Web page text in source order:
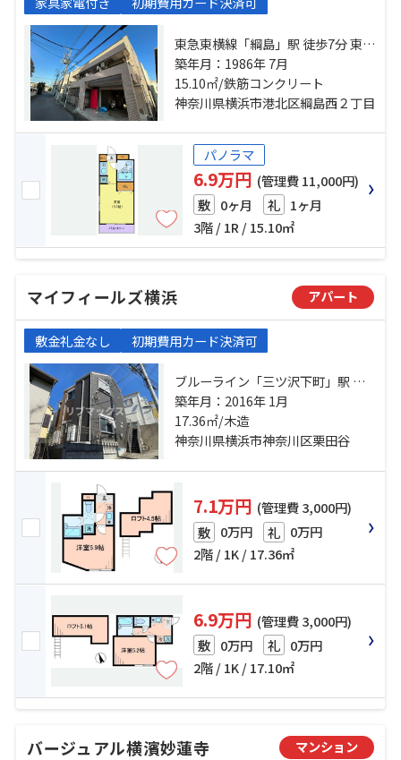
東急東横線「綱島」駅 徒歩7分 東急
新横浜線「新綱島」駅 徒歩10分 グ
リーンライン「日吉本町」駅 徒歩
25分
築年月：1986年 7月
15.10㎡/鉄筋コンクリート
神奈川県横浜市港北区綱島西２丁目
パノラマ
6.9万円 (管理費 11,000円)
敷 0ヶ月 礼 1ヶ月
3階 / 1R / 15.10㎡
マイフィールズ横浜 アパート
敷金礼金なし 初期費用カード決済可
ブルーライン「三ツ沢下町」駅 徒
歩6分 東急東横線「反町」駅 徒歩9
分 東急東横線「東白楽」駅 徒歩17
分
築年月：2016年 1月
17.36㎡/木造
神奈川県横浜市神奈川区栗田谷
7.1万円 (管理費 3,000円)
敷 0万円 礼 0万円
2階 / 1K / 17.36㎡
6.9万円 (管理費 3,000円)
敷 0万円 礼 0万円
2階 / 1K / 17.10㎡
バージュアル横濱妙蓮寺 マンション